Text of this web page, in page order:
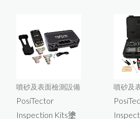
美
國
P
o
s
iT
e
c
t
o
r
6
0
0
0
膜
厚
計
台
灣
區
主
要
代
理
商
-
-
中
燦
科
技
P
o
s
iT
ec
t
o
r
B
H
I
電
子
式
巴
可
硬
度計
MT-200木屑水分計
e
濕
器
噴砂及表面檢測設備
PosiTector
Inspection Kits塗
噴砂及